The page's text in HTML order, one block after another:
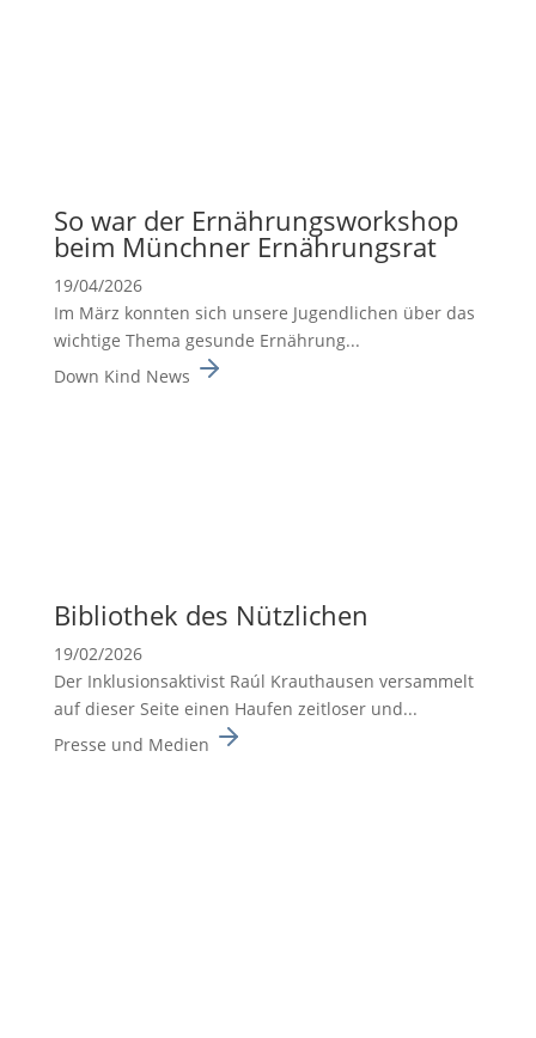
So war der Ernäh­rungs­work­shop
beim Münchner Ernäh­rungsrat
19/04/2026
Im März konnten sich unsere Jugend­li­chen über das
wichtige Thema gesunde Ernäh­rung...
Down Kind News
Biblio­thek des Nützli­chen
19/02/2026
Der Inklusionsaktivist Raúl Krauthausen versammelt
auf dieser Seite einen Haufen zeitloser und...
Presse und Medien